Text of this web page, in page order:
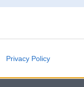
Privacy Policy